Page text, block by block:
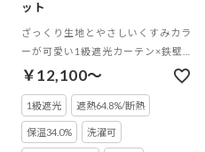
ット
ざっくり生地とやさしいくすみカラ
ーが可愛い1級遮光カーテン×鉄壁
の遮像レースカーテン
￥12,100～
1級遮光 遮熱64.8%/断熱
保温34.0% 洗濯可